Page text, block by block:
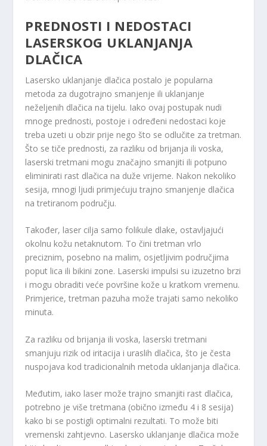
PREDNOSTI I NEDOSTACI
LASERSKOG UKLANJANJA
DLAČICA
Lasersko uklanjanje dlačica postalo je popularna
metoda za dugotrajno smanjenje ili uklanjanje
neželjenih dlačica na tijelu. Iako ovaj postupak nudi
mnoge prednosti, postoje i određeni nedostaci koje
treba uzeti u obzir prije nego što se odlučite za tretman.
Što se tiče prednosti, za razliku od brijanja ili voska,
laserski tretmani mogu značajno smanjiti ili potpuno
eliminirati rast dlačica na duže vrijeme. Nakon nekoliko
sesija, mnogi ljudi primjećuju trajno smanjenje dlačica
na tretiranom području.
Također, laser cilja samo folikule dlake, ostavljajući
okolnu kožu netaknutom. To čini tretman vrlo
preciznim, posebno na malim, osjetljivim područjima
poput lica ili bikini zone. Laserski impulsi su izuzetno brzi
i mogu obraditi veće površine kože u kratkom vremenu.
Primjerice, tretman pazuha može trajati samo nekoliko
minuta.
Za razliku od brijanja ili voska, laserski tretmani
smanjuju rizik od iritacija i uraslih dlačica, što je česta
nuspojava kod tradicionalnih metoda uklanjanja dlačica.
Međutim, iako laser može trajno smanjiti rast dlačica,
potrebno je više tretmana (obično između 4 i 8 sesija)
kako bi se postigli optimalni rezultati. To može biti
vremenski zahtjevno. Lasersko uklanjanje dlačica može